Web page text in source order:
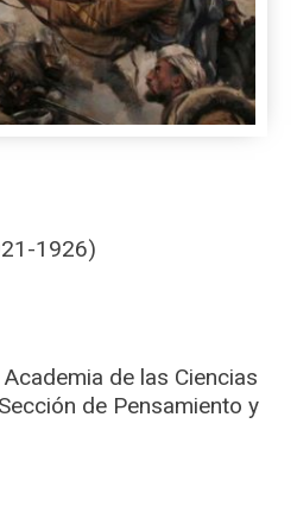
1926)
de las Ciencias
de Pensamiento y